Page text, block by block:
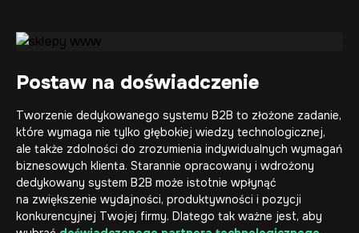
Postaw na doświadczenie
Tworzenie dedykowanego systemu B2B to złożone zadanie,
które wymaga nie tylko głębokiej wiedzy technologicznej,
ale także zdolności do zrozumienia indywidualnych wymagań
biznesowych klienta. Starannie opracowany i wdrożony
dedykowany system B2B może istotnie wpłynąć
na zwiększenie wydajności, produktywności i pozycji
konkurencyjnej Twojej firmy. Dlatego tak ważne jest, aby